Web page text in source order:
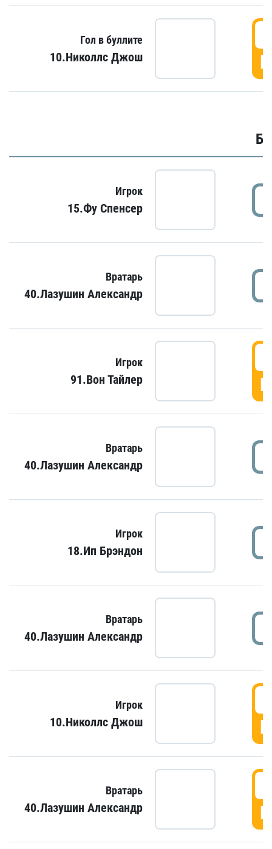
Гол в буллите
10.Николлс Джош
Игрок
15.Фу Спенсер
Вратарь
40.Лазушин Александр
Игрок
91.Вон Тайлер
Вратарь
40.Лазушин Александр
Игрок
18.Ип Брэндон
Вратарь
40.Лазушин Александр
Игрок
10.Николлс Джош
Вратарь
40.Лазушин Александр